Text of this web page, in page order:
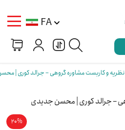
FA
نظریه و کاربست مشاوره گروهی – جرالد کوری |
– جرالد کوری | محسن جدیدی
20%